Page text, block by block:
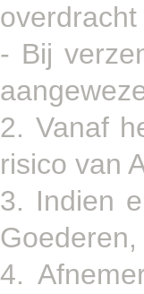
- Bij
2. Vanaf
risico van
3. Indien
4.